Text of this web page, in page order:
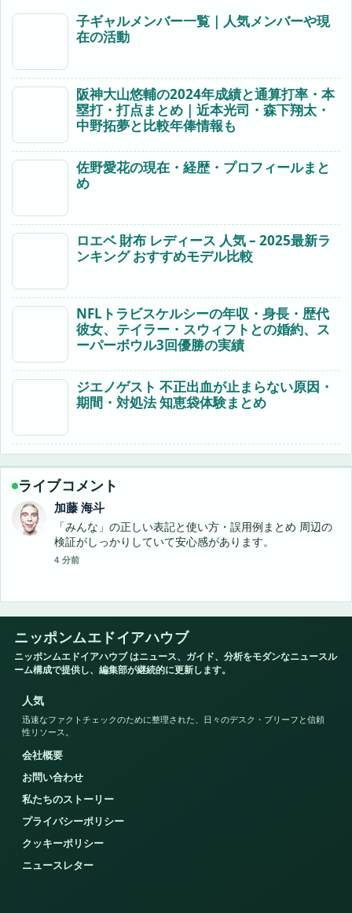
子ギャルメンバー一覧｜人気メンバーや現
在の活動
阪神大山悠輔の2024年成績と通算打率・本
塁打・打点まとめ｜近本光司・森下翔太・
中野拓夢と比較年俸情報も
佐野愛花の現在・経歴・プロフィールまと
め
ロエベ 財布 レディース 人気 – 2025最新ラ
ンキング おすすめモデル比較
NFLトラビスケルシーの年収・身長・歴代
彼女、テイラー・スウィフトとの婚約、ス
ーパーボウル3回優勝の実績
ジエノゲスト 不正出血が止まらない原因・
期間・対処法 知恵袋体験まとめ
ライブコメント
加藤 海斗
「みんな」の正しい表記と使い方・誤用例まとめ 周辺の
検証がしっかりしていて安心感があります。
4 分前
ニッポンムエドイアハウブ
ニッポンムエドイアハウブ はニュース、ガイド、分析をモダンなニュースル
ーム構成で提供し、編集部が継続的に更新します。
人気
迅速なファクトチェックのために整理された、日々のデスク・ブリーフと信頼
性リソース。
会社概要
お問い合わせ
私たちのストーリー
プライバシーポリシー
クッキーポリシー
ニュースレター